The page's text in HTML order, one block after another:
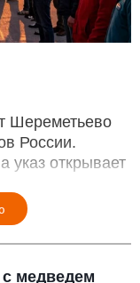
Шереметьево
России.
указ открывает
медведем